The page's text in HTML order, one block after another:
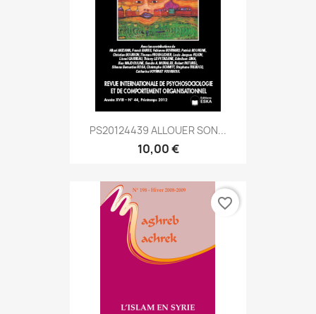
PS20124439 ALLOUER SON...
10,00 €
favorite_border